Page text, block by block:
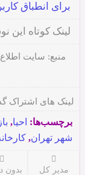
برای انطباق
لینک کوتاه این
منبع: سایت
لینک های اشتراک
برچسب‌ها: احیا,
شهر تهران,
مدیر کل بدون